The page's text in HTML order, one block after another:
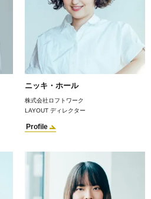
ニッキ・ホール
株式会社ロフトワーク
LAYOUT ディレクター
Profile